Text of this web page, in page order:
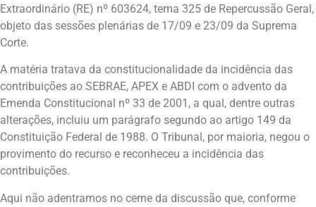
Extraordinário (RE) nº 603624, tema 325 de Repercussão Geral,
objeto das sessões plenárias de 17/09 e 23/09 da Suprema
Corte.
A matéria tratava da constitucionalidade da incidência das
contribuições ao SEBRAE, APEX e ABDI com o advento da
Emenda Constitucional nº 33 de 2001, a qual, dentre outras
alterações, incluiu um parágrafo segundo ao artigo 149 da
Constituição Federal de 1988. O Tribunal, por maioria, negou o
provimento do recurso e reconheceu a incidência das
contribuições.
Aqui não adentramos no cerne da discussão que, conforme